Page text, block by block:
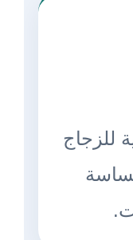
للزجاج